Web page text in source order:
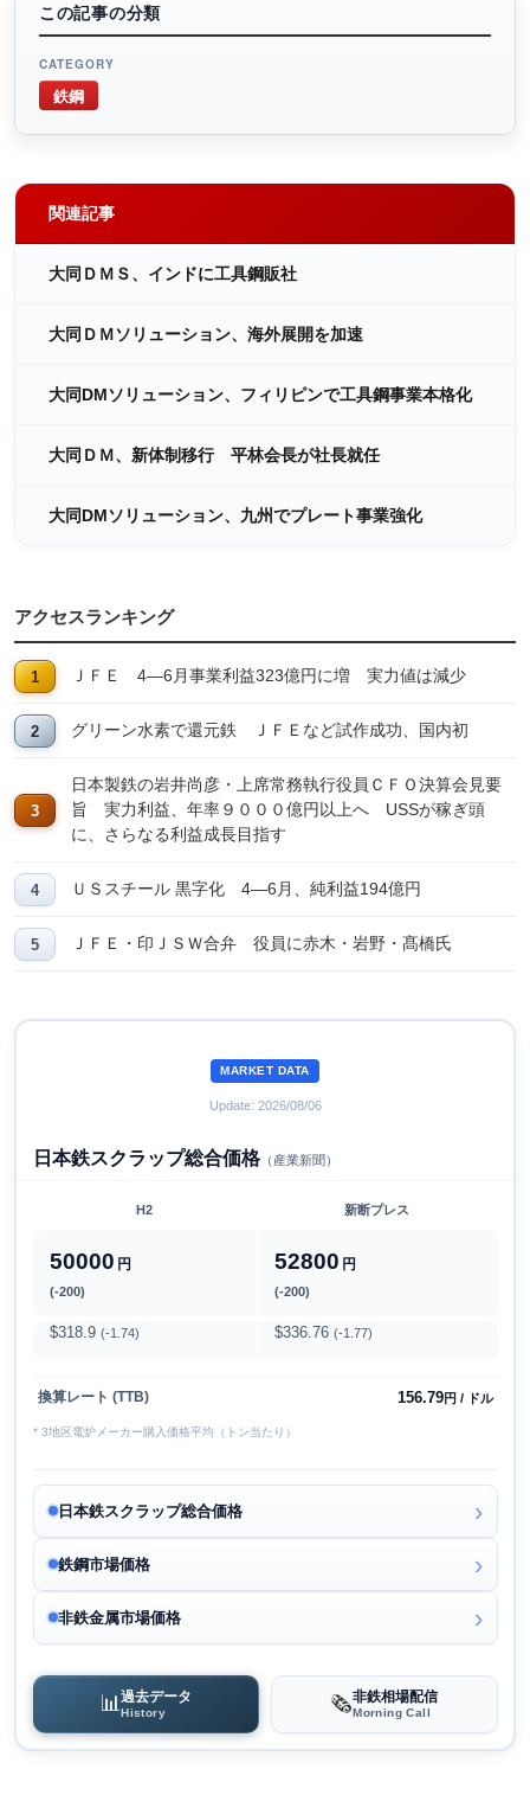
この記事の分類
CATEGORY
鉄鋼
関連記事
大同ＤＭＳ、インドに工具鋼販社
大同ＤＭソリューション、海外展開を加速
大同DMソリューション、フィリピンで工具鋼事業本格化
大同ＤＭ、新体制移行 平林会長が社長就任
大同DMソリューション、九州でプレート事業強化
アクセスランキング
ＪＦＥ 4―6月事業利益323億円に増 実力値は減少
グリーン水素で還元鉄 ＪＦＥなど試作成功、国内初
日本製鉄の岩井尚彦・上席常務執行役員ＣＦＯ決算会見要
旨 実力利益、年率９０００億円以上へ USSが稼ぎ頭
に、さらなる利益成長目指す
ＵＳスチール 黒字化 4―6月、純利益194億円
ＪＦＥ・印ＪＳＷ合弁 役員に赤木・岩野・髙橋氏
MARKET DATA
Update: 2026/08/06
日本鉄スクラップ総合価格（産業新聞）
H2 新断プレス
50000 円
(-200)
52800 円
(-200)
$318.9 (-1.74) $336.76 (-1.77)
換算レート (TTB) 156.79円 / ドル
* 3地区電炉メーカー購入価格平均（トン当たり）
日本鉄スクラップ総合価格
鉄鋼市場価格
非鉄金属市場価格
📊過去データ
History 🗞️非鉄相場配信
Morning Call